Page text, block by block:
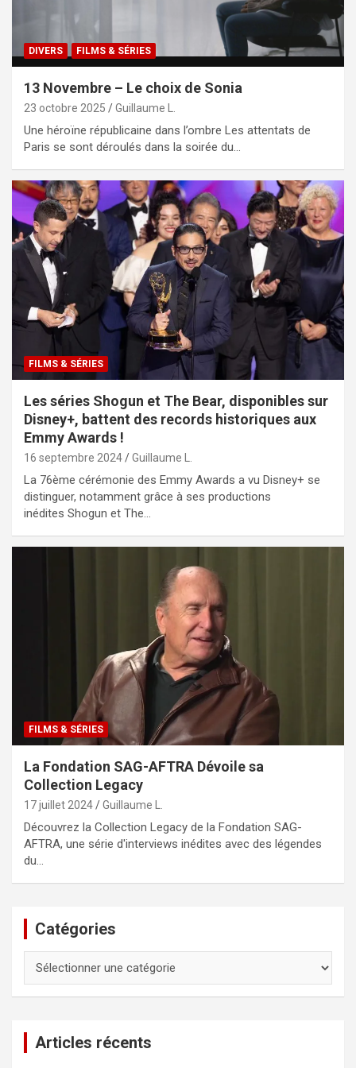
DIVERS FILMS & SÉRIES
13 Novembre – Le choix de Sonia
23 octobre 2025 Guillaume L.
Une héroïne républicaine dans l’ombre Les attentats de
Paris se sont déroulés dans la soirée du…
FILMS & SÉRIES
Les séries Shogun et The Bear, disponibles sur
Disney+, battent des records historiques aux
Emmy Awards !
16 septembre 2024 Guillaume L.
La 76ème cérémonie des Emmy Awards a vu Disney+ se
distinguer, notamment grâce à ses productions
inédites Shogun et The…
FILMS & SÉRIES
La Fondation SAG-AFTRA Dévoile sa
Collection Legacy
17 juillet 2024 Guillaume L.
Découvrez la Collection Legacy de la Fondation SAG-
AFTRA, une série d'interviews inédites avec des légendes
du…
Catégories
Articles récents